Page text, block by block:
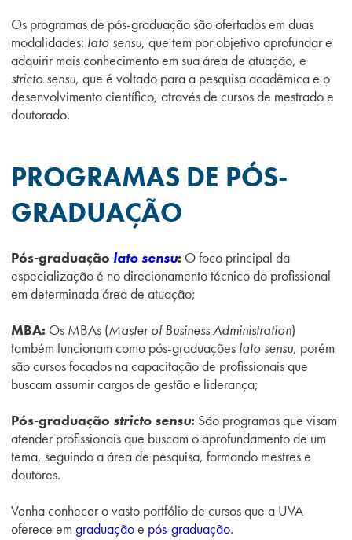
Os programas de pós-graduação são ofertados em duas
modalidades: lato sensu, que tem por objetivo aprofundar e
adquirir mais conhecimento em sua área de atuação, e
stricto sensu, que é voltado para a pesquisa acadêmica e o
desenvolvimento científico, através de cursos de mestrado e
doutorado.
PROGRAMAS DE PÓS-
GRADUAÇÃO
Pós-graduação lato sensu: O foco principal da
especialização é no direcionamento técnico do profissional
em determinada área de atuação;
MBA: Os MBAs (Master of Business Administration)
também funcionam como pós-graduações lato sensu, porém
são cursos focados na capacitação de profissionais que
buscam assumir cargos de gestão e liderança;
Pós-graduação stricto sensu: São programas que visam
atender profissionais que buscam o aprofundamento de um
tema, seguindo a área de pesquisa, formando mestres e
doutores.
Venha conhecer o vasto portfólio de cursos que a UVA
oferece em graduaçãoe pós-graduação.